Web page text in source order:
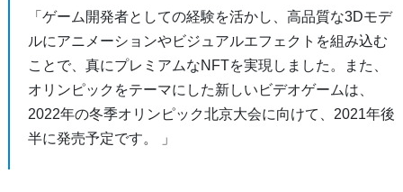
「ゲーム開発者としての経験を活かし、高品質な3Dモデ
ルにアニメーションやビジュアルエフェクトを組み込む
ことで、真にプレミアムなNFTを実現しました。また、
オリンピックをテーマにした新しいビデオゲームは、
2022年の冬季オリンピック北京大会に向けて、2021年後
半に発売予定です。 」